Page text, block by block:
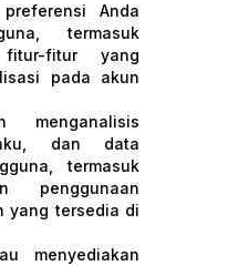
Anda
termasuk
fitur-fitur yang
pada akun
menganalisis
dan data
termasuk
penggunaan
yang tersedia di
menyediakan